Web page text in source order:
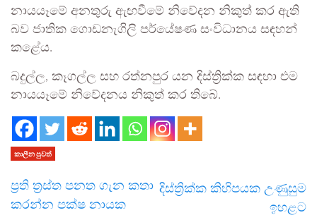
නායයෑමේ අනතුරු ඇඟවීමේ නිවේදන නිකුත් කර ඇති
බව ජාතික ගොඩනැගිලි පර්යේෂණ සංවිධානය සඳහන්
කළේය.
බදුල්ල, කෑගල්ල සහ රත්නපුර යන දිස්ත්‍රික්ක සඳහා එම
නායයෑමේ නිවේදනය නිකුත් කර තිබේ.
කාලීන පුවත්
ප්‍රති ත්‍රස්ත පනත ගැන කතා
කරන්න පක්ෂ නායක
දිස්ත්‍රික්ක කිහිපයක උණුසුම
ඉහළට